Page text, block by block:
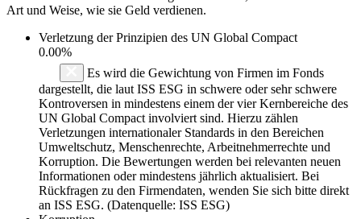
Art und Weise, wie sie Geld verdienen.
Verletzung der Prinzipien des UN Global Compact
0.00%
Es wird die Gewichtung von Firmen im Fonds
dargestellt, die laut ISS ESG in schwere oder sehr schwere
Kontroversen in mindestens einem der vier Kernbereiche des
UN Global Compact involviert sind. Hierzu zählen
Verletzungen internationaler Standards in den Bereichen
Umweltschutz, Menschenrechte, Arbeitnehmerrechte und
Korruption. Die Bewertungen werden bei relevanten neuen
Informationen oder mindestens jährlich aktualisiert. Bei
Rückfragen zu den Firmendaten, wenden Sie sich bitte direkt
an ISS ESG. (Datenquelle: ISS ESG)